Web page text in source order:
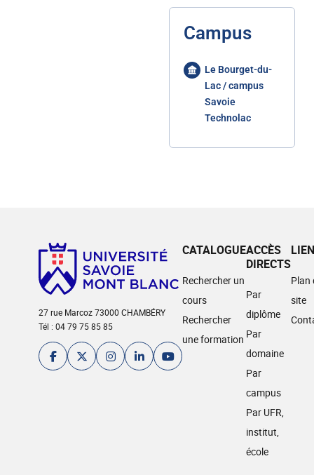
Campus
Le Bourget-du-
Lac / campus
Savoie
Technolac
27 rue Marcoz 73000 CHAMBÉRY
Tél : 04 79 75 85 85
CATALOGUE
Rechercher un
cours
Rechercher
une formation
ACCÈS
DIRECTS
Par
diplôme
Par
domaine
Par
campus
Par UFR,
institut,
école
Plan
site